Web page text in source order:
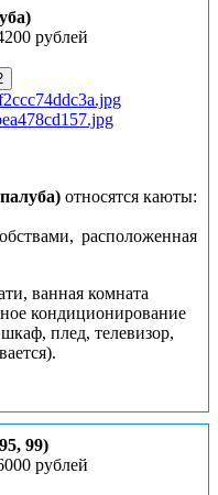
рублей
относятся каюты:
расположенная
ванная комната
кондиционирование
плед, телевизор,
99)
рублей